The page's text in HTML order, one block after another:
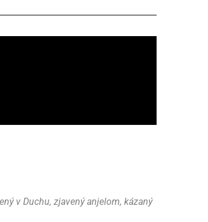
v Duchu, zjavený anjelom, kázaný